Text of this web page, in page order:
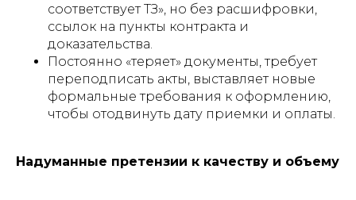
соответствует ТЗ», но без расшифровки,
ссылок на пункты контракта и
доказательства.
Постоянно «теряет» документы, требует
переподписать акты, выставляет новые
формальные требования к оформлению,
чтобы отодвинуть дату приемки и оплаты.​
Надуманные претензии к качеству и объему